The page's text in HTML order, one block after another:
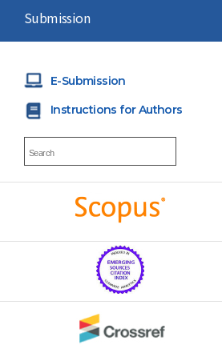
Submission
E-Submission
Instructions for Authors